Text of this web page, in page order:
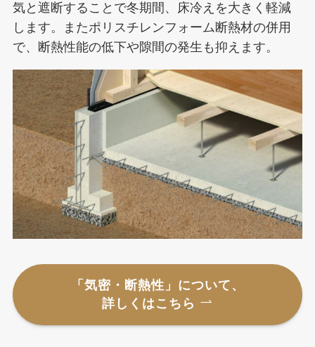
気と遮断することで冬期間、床冷えを大きく軽減
します。またポリスチレンフォーム断熱材の併用
で、断熱性能の低下や隙間の発生も抑えます。
「気密・断熱性」について、
詳しくはこちら